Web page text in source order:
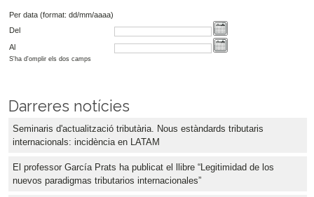
Per data (format: dd/mm/aaaa)
Del
Al
S'ha d'omplir els dos camps
Darreres notícies
Seminaris d'actualització tributària. Nous estàndards tributaris
internacionals: incidència en LATAM
El professor García Prats ha publicat el llibre “Legitimidad de los
nuevos paradigmas tributarios internacionales”